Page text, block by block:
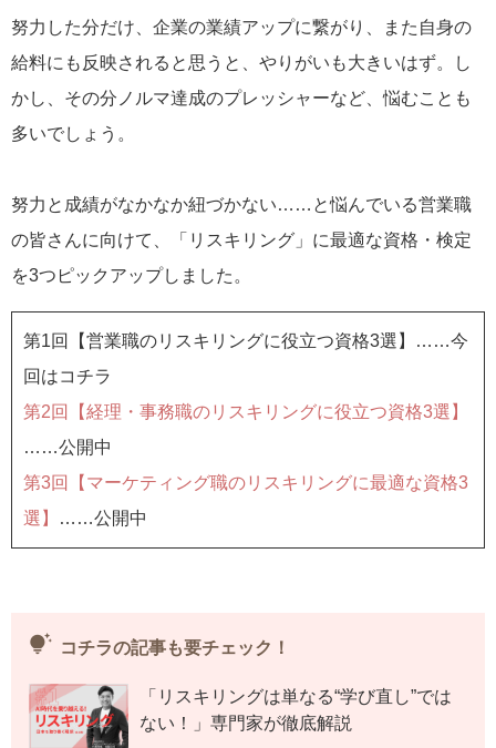
努力した分だけ、企業の業績アップに繋がり、また自身の
給料にも反映されると思うと、やりがいも大きいはず。し
かし、その分ノルマ達成のプレッシャーなど、悩むことも
多いでしょう。
努力と成績がなかなか紐づかない……と悩んでいる営業職
の皆さんに向けて、「リスキリング」に最適な資格・検定
を3つピックアップしました。
第1回【営業職のリスキリングに役立つ資格3選】……今
回はコチラ
第2回【経理・事務職のリスキリングに役立つ資格3選】
……公開中
第3回【マーケティング職のリスキリングに最適な資格3
選】
……公開中
tips_and_updates コチラの記事も要チェック！
「リスキリングは単なる“学び直し”では
ない！」専門家が徹底解説